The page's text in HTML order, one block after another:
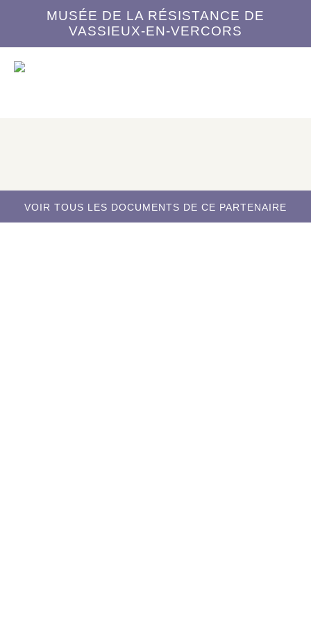
MUSÉE DE LA RÉSISTANCE DE
VASSIEUX-EN-VERCORS
VOIR TOUS LES DOCUMENTS DE CE PARTENAIRE